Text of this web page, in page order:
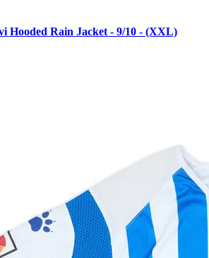
Hooded Rain Jacket - 9/10 - (XXL)